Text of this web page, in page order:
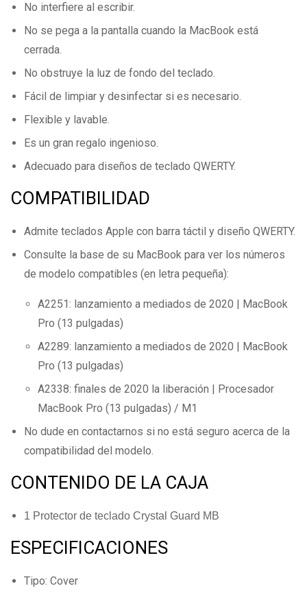
No interfiere al escribir.
No se pega a la pantalla cuando la MacBook está
cerrada.
No obstruye la luz de fondo del teclado.
Fácil de limpiar y desinfectar si es necesario.
Flexible y lavable.
Es un gran regalo ingenioso.
Adecuado para diseños de teclado QWERTY.
COMPATIBILIDAD
Admite teclados Apple con barra táctil y diseño QWERTY.
Consulte la base de su MacBook para ver los números
de modelo compatibles (en letra pequeña):
A2251: lanzamiento a mediados de 2020 | MacBook
Pro (13 pulgadas)
A2289: lanzamiento a mediados de 2020 | MacBook
Pro (13 pulgadas)
A2338: finales de 2020 la liberación | Procesador
MacBook Pro (13 pulgadas) / M1
No dude en contactarnos si no está seguro acerca de la
compatibilidad del modelo.
CONTENIDO DE LA CAJA
1 Protector de teclado Crystal Guard MB
ESPECIFICACIONES
Tipo: Cover